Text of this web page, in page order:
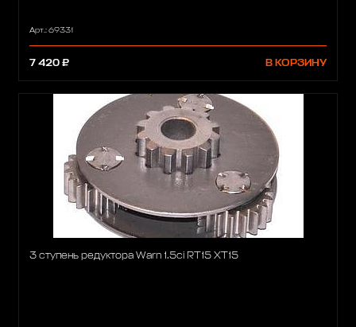
Арт.: 69331
7 420 ₽ В КОРЗИНУ
3 ступень редуктора Warn 1.5ci RT15 XT15